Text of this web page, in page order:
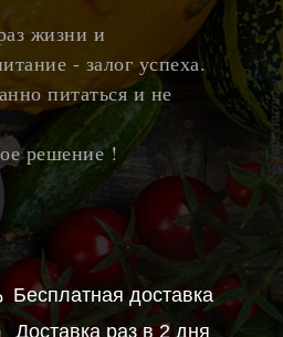
жизни и
- залог успеха.
питаться и не
решение !
Бесплатная доставка
Доставка раз в 2 дня